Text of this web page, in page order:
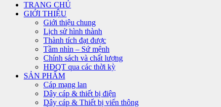
TRANG CHỦ
GIỚI THIỆU
Giới thiệu chung
Lịch sử hình thành
Thành tích đạt được
Tầm nhìn – Sứ mệnh
Chính sách và chất lượng
HĐQT qua các thời kỳ
SẢN PHẨM
Cáp mạng lan
Dây cáp & thiết bị điện
Dây cáp & Thiết bị viến thông